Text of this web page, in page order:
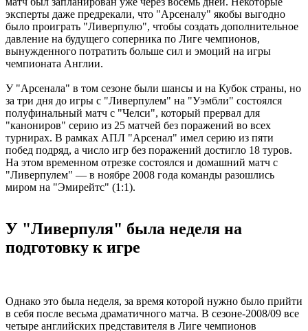
эксперты даже предрекали, что "Арсеналу" якобы выгодно
было проиграть "Ливерпулю", чтобы создать дополнительное
давление на будущего соперника по Лиге чемпионов,
вынужденного потратить больше сил и эмоций на игры
чемпионата Англии.
У "Арсенала" в том сезоне были шансы и на Кубок страны, но
за три дня до игры с "Ливерпулем" на "Уэмбли" состоялся
полуфинальный матч с "Челси", который прервал для
"канониров" серию из 25 матчей без поражений во всех
турнирах. В рамках АПЛ "Арсенал" имел серию из пяти
побед подряд, а число игр без поражений достигло 18 туров.
На этом временном отрезке состоялся и домашний матч с
"Ливерпулем" — в ноябре 2008 года команды разошлись
миром на "Эмирейтс" (1:1).
У "Ливерпуля" была неделя на
подготовку к игре
Однако это была неделя, за время которой нужно было прийти
в себя после весьма драматичного матча. В сезоне-2008/09 все
четыре английских представителя в Лиге чемпионов